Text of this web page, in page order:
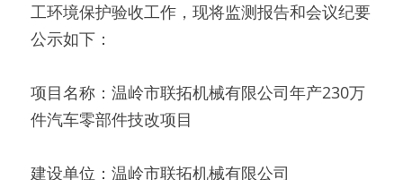
工环境保护验收工作，现将监测报告和会议纪要
公示如下：
项目名称：温岭市联拓机械有限公司年产230万
件汽车零部件技改项目
建设单位：温岭市联拓机械有限公司